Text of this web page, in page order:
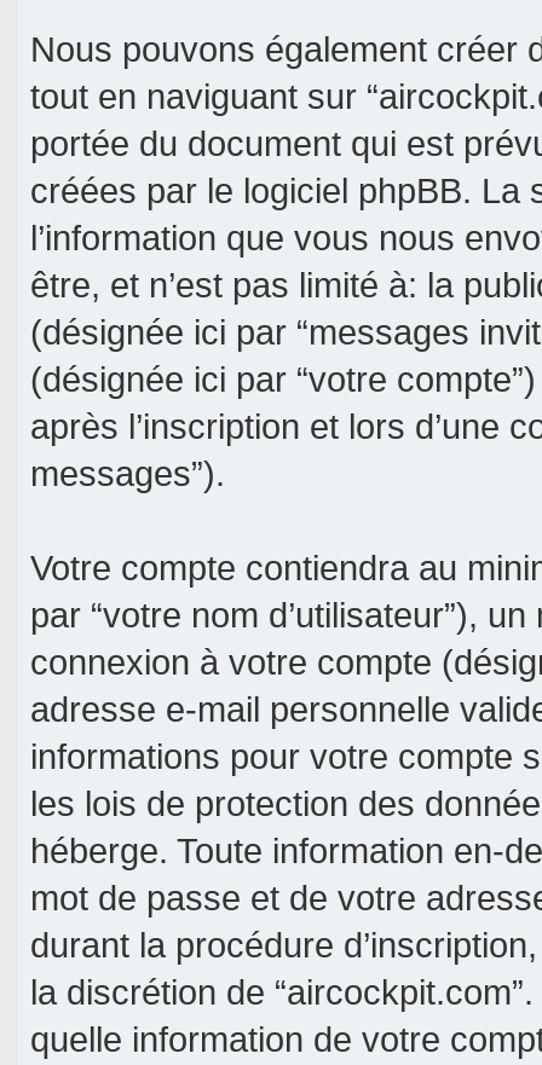
Nous pouvons également créer
tout en naviguant sur
portée du document qui est
créées par le logiciel phpBB. La
l’information que vous nous
être, et n’est pas limité à: la
(désignée ici par “messages
(désignée ici par “votre
après l’inscription et lors d’une
messages”).
Votre compte contiendra au
par “votre nom d’utilisateur”),
connexion à votre compte
adresse e-mail personnelle
informations pour votre compte
les lois de protection des
héberge. Toute information en-
mot de passe et de votre
durant la procédure
la discrétion de
quelle information de votre